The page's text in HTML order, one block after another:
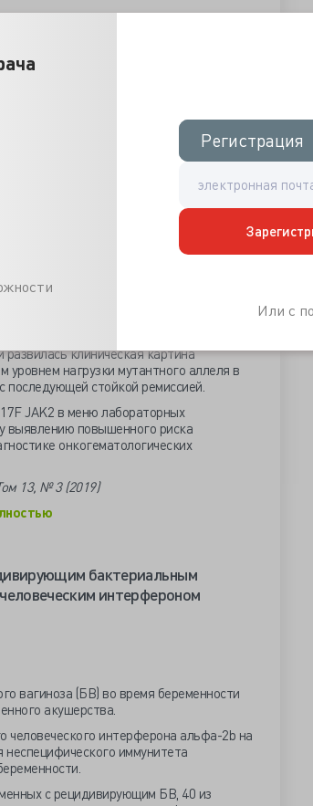
Регистрация
Регистрация
Или с
роли соматической
исследование,
включены 1532 образца венозной
в КГБУЗ «Красноярский краевой
остатки крови после
гематологического
их пулирования, обеспечивающая равное
по 7 отдельных образцов крови.
и хранили при –20°С до окончания
методом аллельспецифической
6 (0,4%) беременных с мутацией
от бесплодия (4, 5 и 10 лет), у
в I триместре беременности. Женщины с
полиморфизмов склонности к
коагулологических показателях.
с выявленной мутацией
развилась клиническая картина
нагрузки мутантного аллеля в
последующей стойкой ремиссией.
JAK2 в меню лабораторных
выявлению повышенного риска
онкогематологических
13, № 3 (2019)
бактериальным
интерфероном
вагиноза (БВ) во время беременности
акушерства.
человеческого интерферона альфа-2b на
иммунитета
с рецидивирующим БВ, 40 из